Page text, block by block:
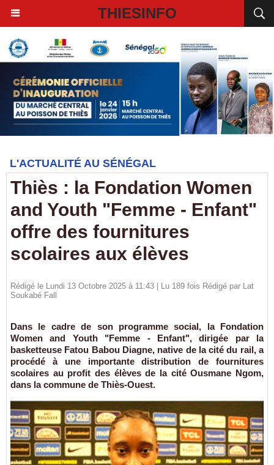
THIESINFO
L'ACTUALITÉ AU SÉNÉGAL
Thiès : la Fondation Women
and Youth "Femme - Enfant"
offre des fournitures
scolaires aux élèves
Rédigé le Lundi 13 Octobre 2025 à 11:43 | Lu 189 fois Rédigé par Lat
Soukabé Fall
Dans le cadre de son programme social, la Fondation
Women and Youth "Femme - Enfant", dirigée par la
basketteuse Fatou Babou Diagne, native de la cité du rail, a
procédé à une importante distribution de fournitures
scolaires au profit des élèves de la cité Ousmane Ngom,
dans la commune de Thiès-Ouest.